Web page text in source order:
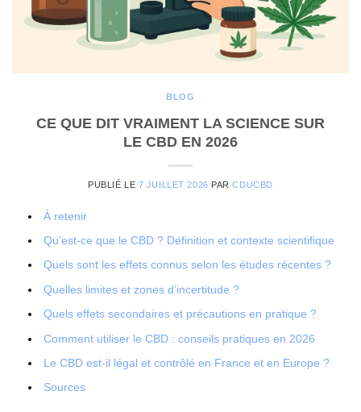
BLOG
CE QUE DIT VRAIMENT LA SCIENCE SUR
LE CBD EN 2026
PUBLIÉ LE 7 JUILLET 2026 PARCDUCBD
À retenir
Qu’est-ce que le CBD ? Définition et contexte scientifique
Quels sont les effets connus selon les études récentes ?
Quelles limites et zones d’incertitude ?
Quels effets secondaires et précautions en pratique ?
Comment utiliser le CBD : conseils pratiques en 2026
Le CBD est-il légal et contrôlé en France et en Europe ?
Sources